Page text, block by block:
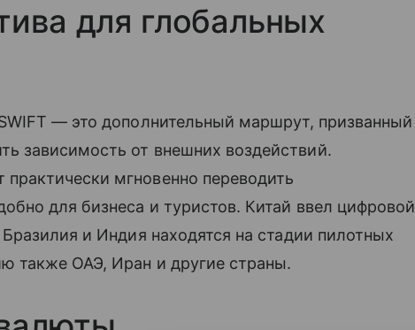
для глобальных
— это дополнительный маршрут, призванный
зависимость от внешних воздействий.
мгновенно переводить
для бизнеса и туристов. Китай ввел цифровой
и Индия находятся на стадии пилотных
также ОАЭ, Иран и другие страны.